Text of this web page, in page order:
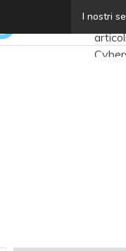
I nostri
Giorgio RoccaUltimi